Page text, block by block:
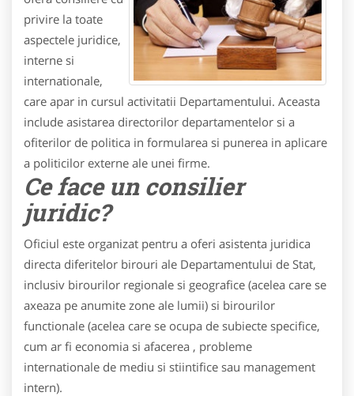
privire la toate
aspectele juridice,
interne si
internationale,
care apar in cursul activitatii Departamentului. Aceasta
include asistarea directorilor departamentelor si a
ofiterilor de politica in formularea si punerea in aplicare
a politicilor externe ale unei firme.
Ce face un consilier
juridic?
Oficiul este organizat pentru a oferi asistenta juridica
directa diferitelor birouri ale Departamentului de Stat,
inclusiv birourilor regionale si geografice (acelea care se
axeaza pe anumite zone ale lumii) si birourilor
functionale (acelea care se ocupa de subiecte specifice,
cum ar fi economia si afacerea , probleme
internationale de mediu si stiintifice sau management
intern).